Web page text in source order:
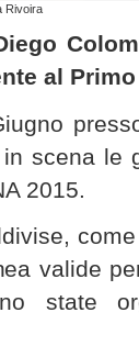
Rivoira
al
scena le
2015.
valide
state